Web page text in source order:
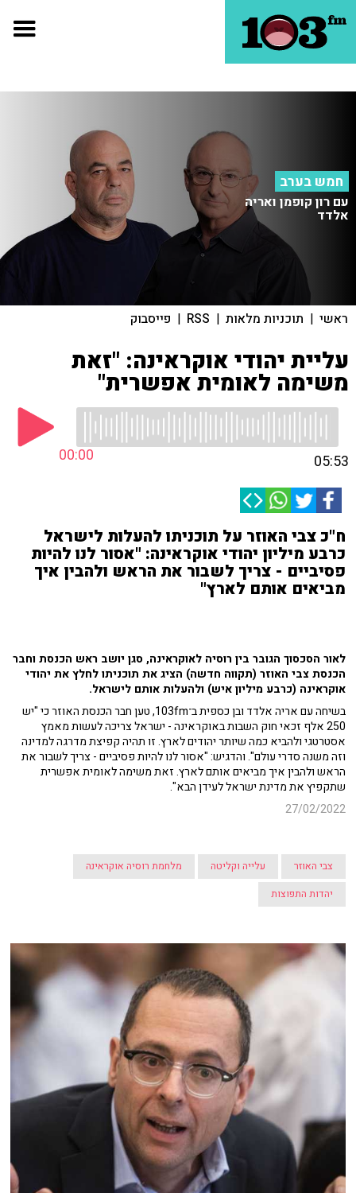
חמש בערב
עם רון קופמן ואריה
אלדד
ראשי | תוכניות מלאות |
RSS
| פייסבוק
עליית יהודי אוקראינה: "זאת
משימה לאומית אפשרית"
00:00 05:53
ח"כ צבי האוזר על תוכניתו להעלות לישראל
כרבע מיליון יהודי אוקראינה: "אסור לנו להיות
פסיביים - צריך לשבור את הראש ולהבין איך
מביאים אותם לארץ"
לאור הסכסוך הגובר בין רוסיה לאוקראינה, סגן יושב ראש הכנסת וחבר
הכנסת צבי האוזר (תקווה חדשה) הציג את תוכניתו לחלץ את יהודי
אוקראינה (כרבע מיליון איש) ולהעלות אותם לישראל.
בשיחה עם אריה אלדד ובן כספית ב־103fm, טען חבר הכנסת האוזר כי "יש
250 אלף זכאי חוק השבות באוקראינה - ישראל צריכה לעשות מאמץ
אסטרטגי ולהביא כמה שיותר יהודים לארץ. זו תהיה קפיצת מדרגה למדינה
וזה משנה סדרי עולם". והדגיש: "אסור לנו להיות פסיביים - צריך לשבור את
הראש ולהבין איך מביאים אותם לארץ. זאת משימה לאומית אפשרית
שתקפיץ את מדינת ישראל לעידן הבא".
27/02/2022
צבי האוזר עלייה וקליטה
מלחמת רוסיה אוקראינה
יהדות התפוצות